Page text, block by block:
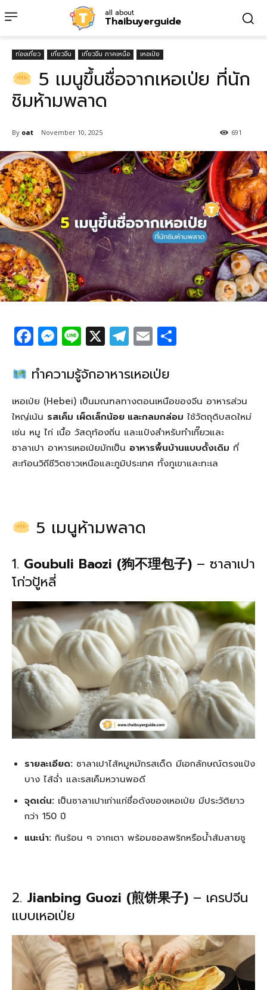
all about
Thaibuyerguide
ท่องเที่ยว เที่ยวจีน เที่ยวจีน ภาคเหนือ เหอเป่ย
5 เมนูขึ้นชื่อจากเหอเป่ย ที่นัก
ชิมห้ามพลาด
By oat November 10, 2025 691
F
a
c
e
b
o
o
k
M
e
ss
e
n
g
er
Li
n
e
X T
el
e
g
ra
m
E
m
ail
e
ทำความรู้จักอาหารเหอเป่ย
เหอเป่ย (Hebei) เป็นมณฑลทางตอนเหนือของจีน อาหารส่วน
ใหญ่เน้น รสเค็ม เผ็ดเล็กน้อย และกลมกล่อม ใช้วัตถุดิบสดใหม่
เช่น หมู ไก่ เนื้อ วัสดุท้องถิ่น และแป้งสำหรับทำเกี๊ยวและ
ซาลาเปา อาหารเหอเป่ยมักเป็น อาหารพื้นบ้านแบบดั้งเดิม ที่
สะท้อนวิถีชีวิตชาวเหนือและภูมิประเทศ ทั้งภูเขาและทะเล
5 เมนูห้ามพลาด
1. Goubuli Baozi (狗不理包子) – ซาลาเปา
โก่วปู้หลี่
รายละเอียด: ซาลาเปาไส้หมูหมักรสเด็ด มีเอกลักษณ์ตรงแป้ง
บาง ไส้ฉ่ำ และรสเค็มหวานพอดี
จุดเด่น: เป็นซาลาเปาเก่าแก่ชื่อดังของเหอเป่ย มีประวัติยาว
กว่า 150 ปี
แนะนำ: กินร้อน ๆ จากเตา พร้อมซอสพริกหรือน้ำส้มสายชู
2. Jianbing Guozi (煎饼果子) – เครปจีน
แบบเหอเป่ย